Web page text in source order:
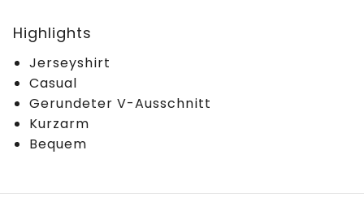
Highlights
Jerseyshirt
Casual
Gerundeter V-Ausschnitt
Kurzarm
Bequem